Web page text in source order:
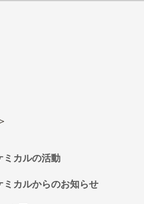
ミカルの活動
ミカルからのお知らせ